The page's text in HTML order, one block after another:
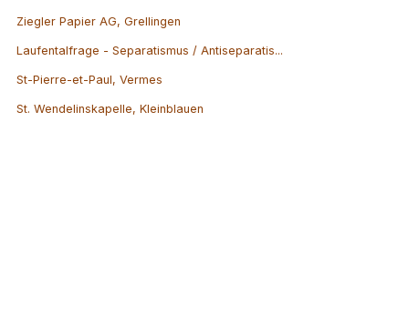
Ziegler Papier AG, Grellingen
Laufentalfrage - Separatismus / Antiseparatis...
St-Pierre-et-Paul, Vermes
St. Wendelinskapelle, Kleinblauen